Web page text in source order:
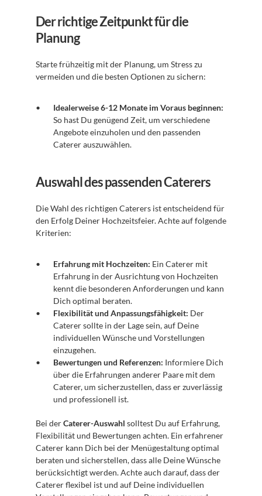
Der richtige Zeitpunkt für die
Planung
Starte frühzeitig mit der Planung, um Stress zu
vermeiden und die besten Optionen zu sichern:
Idealerweise 6-12 Monate im Voraus beginnen:
So hast Du genügend Zeit, um verschiedene
Angebote einzuholen und den passenden
Caterer auszuwählen.
Auswahl des passenden Caterers
Die Wahl des richtigen Caterers ist entscheidend für
den Erfolg Deiner Hochzeitsfeier. Achte auf folgende
Kriterien:
Erfahrung mit Hochzeiten: Ein Caterer mit
Erfahrung in der Ausrichtung von Hochzeiten
kennt die besonderen Anforderungen und kann
Dich optimal beraten.
Flexibilität und Anpassungsfähigkeit: Der
Caterer sollte in der Lage sein, auf Deine
individuellen Wünsche und Vorstellungen
einzugehen.
Bewertungen und Referenzen: Informiere Dich
über die Erfahrungen anderer Paare mit dem
Caterer, um sicherzustellen, dass er zuverlässig
und professionell ist.
Bei der Caterer-Auswahl solltest Du auf Erfahrung,
Flexibilität und Bewertungen achten. Ein erfahrener
Caterer kann Dich bei der Menügestaltung optimal
beraten und sicherstellen, dass alle Deine Wünsche
berücksichtigt werden. Achte auch darauf, dass der
Caterer flexibel ist und auf Deine individuellen